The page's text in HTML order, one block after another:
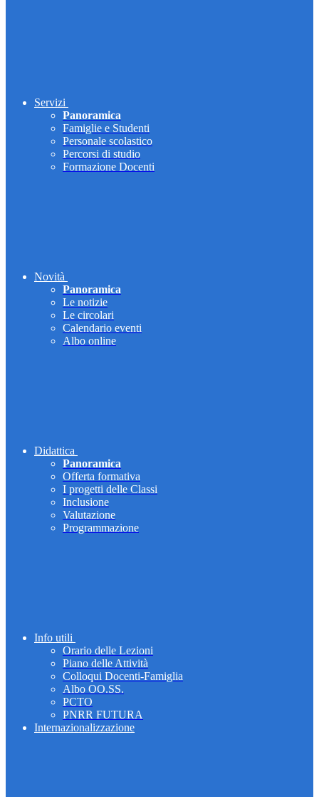
Servizi
Panoramica
Famiglie e Studenti
Personale scolastico
Percorsi di studio
Formazione Docenti
Novità
Panoramica
Le notizie
Le circolari
Calendario eventi
Albo online
Didattica
Panoramica
Offerta formativa
I progetti delle Classi
Inclusione
Valutazione
Programmazione
Info utili
Orario delle Lezioni
Piano delle Attività
Colloqui Docenti-Famiglia
Albo OO.SS.
PCTO
PNRR FUTURA
Internazionalizzazione